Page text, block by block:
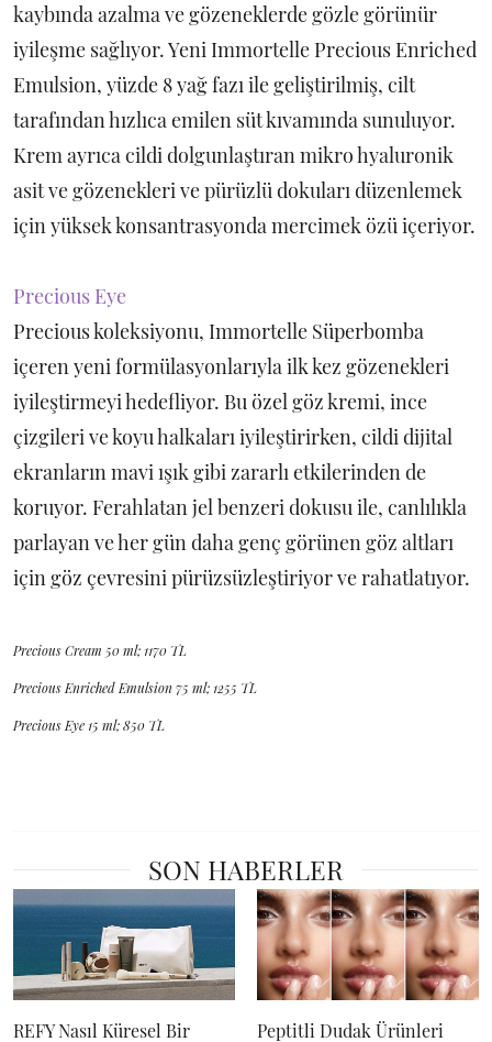
kaybında azalma ve gözeneklerde gözle görünür
iyileşme sağlıyor. Yeni Immortelle Precious Enriched
Emulsion, yüzde 8 yağ fazı ile geliştirilmiş, cilt
tarafından hızlıca emilen süt kıvamında sunuluyor.
Krem ayrıca cildi dolgunlaştıran mikro hyaluronik
asit ve gözenekleri ve pürüzlü dokuları düzenlemek
için yüksek konsantrasyonda mercimek özü içeriyor.
Precious Eye
Precious koleksiyonu, Immortelle Süperbomba
içeren yeni formülasyonlarıyla ilk kez gözenekleri
iyileştirmeyi hedefliyor. Bu özel göz kremi, ince
çizgileri ve koyu halkaları iyileştirirken, cildi dijital
ekranların mavi ışık gibi zararlı etkilerinden de
koruyor. Ferahlatan jel benzeri dokusu ile, canlılıkla
parlayan ve her gün daha genç görünen göz altları
için göz çevresini pürüzsüzleştiriyor ve rahatlatıyor.
Precious Cream 50 ml; 1170 TL
Precious Enriched Emulsion 75 ml; 1255 TL
Precious Eye 15 ml; 850 TL
SON HABERLER
REFY Nasıl Küresel Bir
Peptitli Dudak Ürünleri